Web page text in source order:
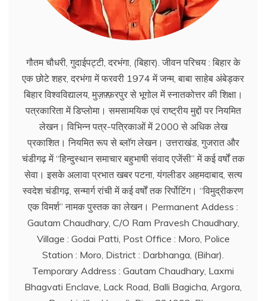
गौतम चौधरी, गुदाईपट्टी, दरभंगा, (बिहार). जीवन परिचय : बिहार के
एक छोटे शहर, दरभंगा में फरवरी 1974 में जन्म, बाबा साहेब अंबेड्कर
बिहार विश्वविद्यालय, मुज़फ़्फ़रपुर से भूगोल में स्नातकोत्तर की शिक्षा।
पत्रकारिता में डिप्लोमा। समसामयिक एवं राष्ट्रीय मुद्दों पर नियमित
लेखन। विभिन्न पत्र-पत्रिकाओं में 2000 से अधिक लेख
प्रकाशित। नियमित रूप से ब्लाॅग लेखन। उत्तराखंड, गुजरात और
चंडीगढ़ में ‘‘हिन्दुस्थान समाचार बहुभाषी संवाद एजेंसी’’ में कई वर्षों तक
सेवा। इसके अलावा प्रभात खबर पटना, यंगलीडर अहमदाबाद, सत्य
स्वदेश चंडीगढ़, सन्मार्ग रांची में कई वर्षों तक रिर्पोटिंग। ‘‘विमुद्रीकरण
एक विमर्श’’ नामक पुस्तक का लेखन। Permanent Addess :
Gautam Chaudhary, C/O Ram Pravesh Chaudhary,
Village : Godai Patti, Post Office : Moro, Police
Station : Moro, District : Darbhanga, (Bihar).
Temporary Address : Gautam Chaudhary, Laxmi
Bhagvati Enclave, Lack Road, Balli Bagicha, Argora,